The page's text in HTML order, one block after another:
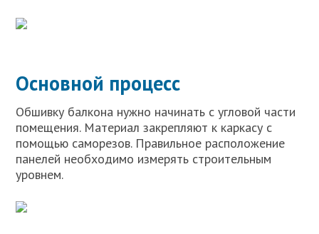
Основной процесс
Обшивку балкона нужно начинать с угловой части
помещения. Материал закрепляют к каркасу с
помощью саморезов. Правильное расположение
панелей необходимо измерять строительным
уровнем.